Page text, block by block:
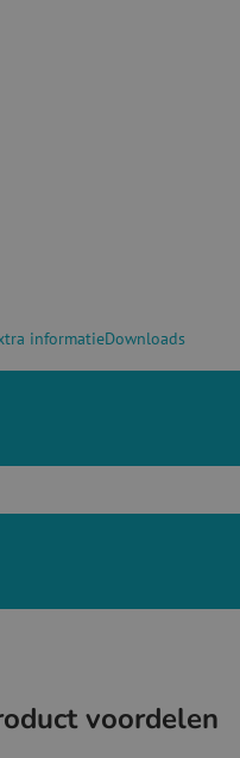
informatieDownloads
voordelen